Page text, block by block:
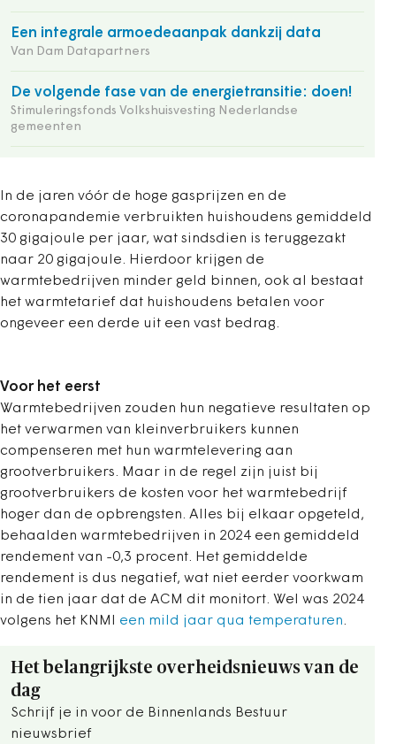
Een integrale armoedeaanpak dankzij data
Van Dam Datapartners
De volgende fase van de energietransitie: doen!
Stimuleringsfonds Volkshuisvesting Nederlandse
gemeenten
In de jaren vóór de hoge gasprijzen en de
coronapandemie verbruikten huishoudens gemiddeld
30 gigajoule per jaar, wat sindsdien is teruggezakt
naar 20 gigajoule. Hierdoor krijgen de
warmtebedrijven minder geld binnen, ook al bestaat
het warmtetarief dat huishoudens betalen voor
ongeveer een derde uit een vast bedrag.
Voor het eerst
Warmtebedrijven zouden hun negatieve resultaten op
het verwarmen van kleinverbruikers kunnen
compenseren met hun warmtelevering aan
grootverbruikers. Maar in de regel zijn juist bij
grootverbruikers de kosten voor het warmtebedrijf
hoger dan de opbrengsten. Alles bij elkaar opgeteld,
behaalden warmtebedrijven in 2024 een gemiddeld
rendement van -0,3 procent. Het gemiddelde
rendement is dus negatief, wat niet eerder voorkwam
in de tien jaar dat de ACM dit monitort. Wel was 2024
volgens het KNMI een mild jaar qua temperaturen.
Het belangrijkste overheidsnieuws van de
dag
Schrijf je in voor de Binnenlands Bestuur
nieuwsbrief